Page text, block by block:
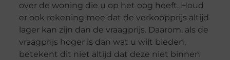
over de woning die u op het oog heeft. Houd
er ook rekening mee dat de verkoopprijs altijd
lager kan zijn dan de vraagprijs. Daarom, als de
vraagprijs hoger is dan wat u wilt bieden,
betekent dit niet altijd dat deze niet binnen